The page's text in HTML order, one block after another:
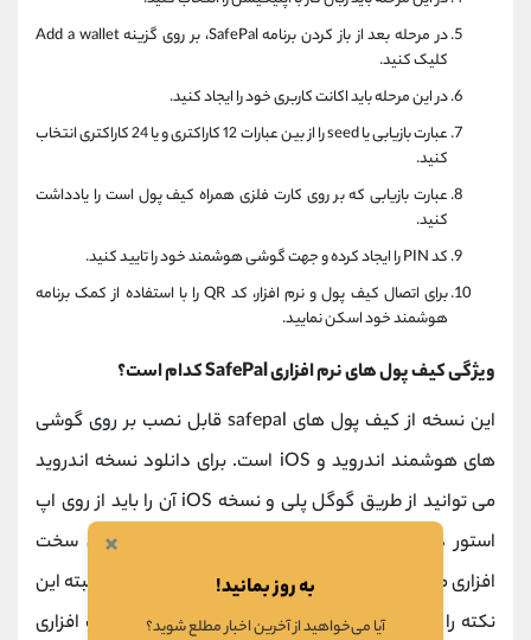
در مرحله بعد از باز کردن برنامه SafePal، بر روی گزینه Add a wallet
کلیک کنید.
در این مرحله باید اکانت کاربری خود را ایجاد کنید.
عبارت بازیابی یا seed را از بین عبارات 12 کاراکتری و یا 24 کاراکتری انتخاب
کنید.
عبارت بازیابی که بر روی کارت فلزی همراه کیف پول است را یادداشت
کنید.
کد PIN را ایجاد کرده و جهت گوشی هوشمند خود را تایید کنید.
برای اتصال کیف پول و نرم افزار، کد QR را با استفاده از کمک برنامه
هوشمند خود اسکن نمایید.
ویژگی کیف پول های نرم افزاری SafePal کدام است؟
این نسخه از کیف پول های safepal قابل نصب بر روی گوشی
های هوشمند اندروید و iOS است. برای دانلود نسخه اندروید
می توانید از طریق گوگل پلی و نسخه iOS آن را باید از روی اپ
استور دانلود کرد. برای مدیریت دارایی های کیف پول سخت
افزاری می توان از نسخه نرم افزاری آن نیز استفاده کرد. البته این
نکته را در نظر داشته باشید که کاربرانی که نسخه سخت افزاری
×
به روز بمانید!
آیا می‌خواهید از آخرین اخبار مطلع شوید؟